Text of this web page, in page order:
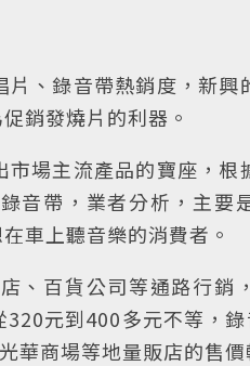
、錄音帶熱銷度，新興
銷發燒片的利器。
場主流產品的寶座，根
音帶，業者分析，主要
車上聽音樂的消費者。
、百貨公司等通路行銷
元到400多元不等，
華商場等地量販店的售價